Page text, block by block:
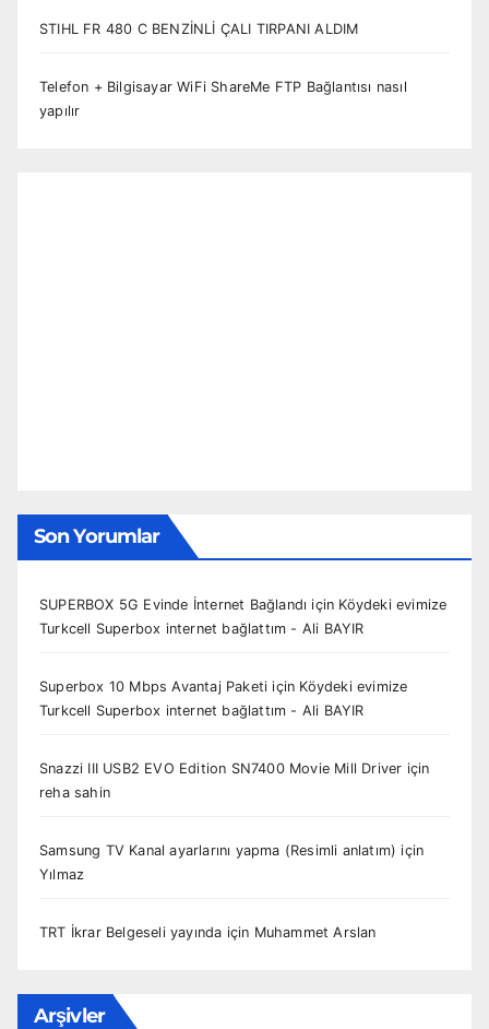
STIHL FR 480 C BENZİNLİ ÇALI TIRPANI ALDIM
Telefon + Bilgisayar WiFi ShareMe FTP Bağlantısı nasıl
yapılır
Son Yorumlar
SUPERBOX 5G Evinde İnternet Bağlandı için Köydeki evimize
Turkcell Superbox internet bağlattım - Ali BAYIR
Superbox 10 Mbps Avantaj Paketi için Köydeki evimize
Turkcell Superbox internet bağlattım - Ali BAYIR
Snazzi III USB2 EVO Edition SN7400 Movie Mill Driver için
reha sahin
Samsung TV Kanal ayarlarını yapma (Resimli anlatım) için
Yılmaz
TRT İkrar Belgeseli yayında için Muhammet Arslan
Arşivler